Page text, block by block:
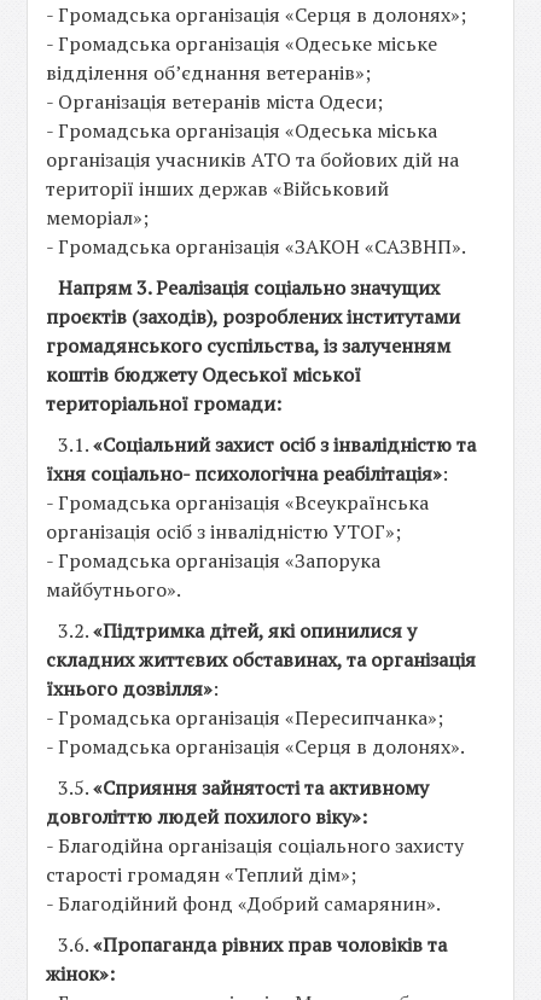
- Громадська організація «Серця в долонях»;
- Громадська організація «Одеське міське
відділення об’єднання ветеранів»;
- Організація ветеранів міста Одеси;
- Громадська організація «Одеська міська
організація учасників АТО та бойових дій на
території інших держав «Військовий
меморіал»;
- Громадська організація «ЗАКОН «САЗВНП».
Напрям 3. Реалізація соціально значущих
проєктів (заходів), розроблених інститутами
громадянського суспільства, із залученням
коштів бюджету Одеської міської
територіальної громади:
3.1.«Соціальний захист осіб з інвалідністю та
їхня соціально- психологічна реабілітація»:
- Громадська організація «Всеукраїнська
організація осіб з інвалідністю УТОГ»;
- Громадська організація «Запорука
майбутнього».
3.2.«Підтримка дітей, які опинилися у
складних життєвих обставинах, та організація
їхнього дозвілля»:
- Громадська організація «Пересипчанка»;
- Громадська організація «Серця в долонях».
3.5.«Сприяння зайнятості та активному
довголіттю людей похилого віку»:
- Благодійна організація соціального захисту
старості громадян «Теплий дім»;
- Благодійний фонд «Добрий самарянин».
3.6.«Пропаганда рівних прав чоловіків та
жінок»: